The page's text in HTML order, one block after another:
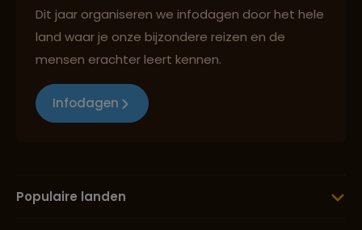
Dit jaar organiseren we infodagen door het hele
land waar je onze bijzondere reizen en de
mensen erachter leert kennen.
Infodagen
Populaire landen